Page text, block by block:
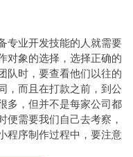
专业开发技能的人就需要
对象的选择，选择正确的
队时，要查看他们以往的
，而且在打款之前，到公
多，但并不是每家公司都
便需要我们自己去考察，
程序制作过程中，要注意